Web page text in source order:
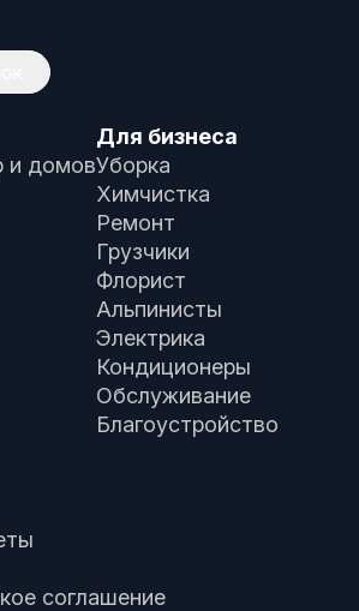
и домов
Для бизнеса
Уборка
Химчистка
Ремонт
Грузчики
Флорист
Альпинисты
Электрика
Кондиционеры
Обслуживание
Благоустройство
соглашение